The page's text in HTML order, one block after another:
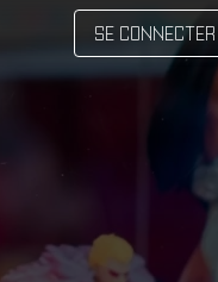
SE CONNECTER